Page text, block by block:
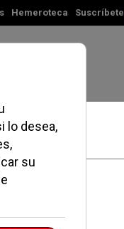
Hemeroteca Suscríbete